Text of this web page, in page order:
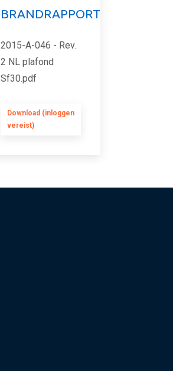
BRANDRAPPORT
2015-A-046 - Rev.
2 NL plafond
Sf30.pdf
Download (inloggen
vereist)